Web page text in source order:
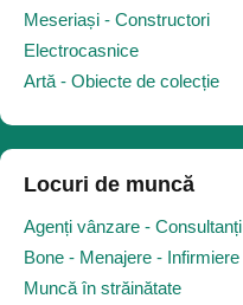
Meseriași - Constructori
Electrocasnice
Artă - Obiecte de colecție
Locuri de muncă
Agenți vânzare - Consultanți
Bone - Menajere - Infirmiere
Muncă în străinătate